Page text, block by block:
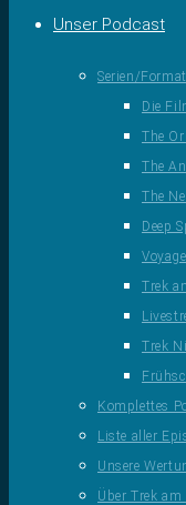
Unser Podcast
Serien/
Die
The
The
The
Deep
Trek
Trek
Komplettes
Liste aller
Unsere
Über Trek am